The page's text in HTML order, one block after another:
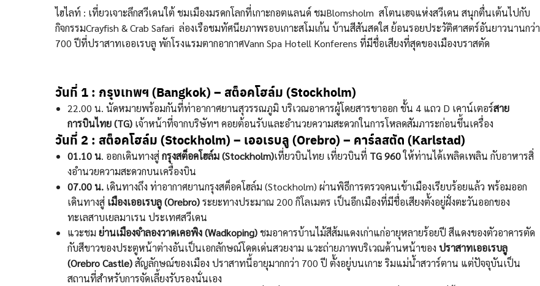
ไฮไลท์ : เที่ยวเจาะลึกสวีเดนใต้ ชมเมืองมรดกโลกที่เกาะกอตแลนด์ ชมBlomsholm สโตนเฮจแห่งสวีเดน สนุกตื่นเต้นไปกับ
กิจกรรมCrayfish & Crab Safari ล่องเรือชมทัศนียภาพรอบเกาะสโมเก้น บ้านสีสันสดใส ย้อนรอยประวัติศาสตร์อันยาวนานกว่า
700 ปีที่ปราสาทเออเรบลู พักโรงแรมตากอากาศVann Spa Hotell Konferens ที่มีชื่อเสียงที่สุดของเมืองบราสตัด
วันที่ 1 : กรุงเทพฯ (Bangkok) – สต็อคโฮล์ม (Stockholm)
22.00 น. นัดหมายพร้อมกันที่ท่าอากาศยานสุวรรณภูมิ บริเวณอาคารผู้โดยสารขาออก ชั้น 4 แถว D เคาน์เตอร์สาย
การบินไทย (TG) เจ้าหน้าที่จากบริษัทฯ คอยต้อนรับและอำนวยความสะดวกในการโหลดสัมภาระก่อนขึ้นเครื่อง
วันที่ 2 : สต็อคโฮล์ม (Stockholm) – เออเรบลู (Orebro) – คาร์ลสตัด (Karlstad)
01.10 น. ออกเดินทางสู่กรุงสต็อคโฮล์ม (Stockholm)เที่ยวบินไทย เที่ยวบินที่ TG 960ให้ท่านได้เพลิดเพลิน กับอาหารสิ่
งอํานวยความสะดวกบนเครื่องบิน
07.00 น. เดินทางถึง ท่าอากาศยานกรุงสต็อคโฮล์ม (Stockholm) ผ่านพิธีการตรวจคนเข้าเมืองเรียบร้อยแล้ว พร้อมออก
เดินทางสู่ เมืองเออเรบลู (Orebro)ระยะทางประมาณ 200 กิโลเมตร เป็นอีกเมืองที่มีชื่อเสียงตั้งอยู่ฝั่งตะวันออกของ
ทะเลสาบเยลมาเรน ประเทศสวีเดน
แวะชม ย่านเมืองจำลองวาดเคอพิง (Wadkoping)ชมอาคารบ้านไม้สีส้มแดงเก่าแก่อายุหลายร้อยปี สีแดงของตัวอาคารตัด
กับสีขาวของประตูหน้าต่างอันเป็นเอกลักษณ์โดดเด่นสวยงาม แวะถ่ายภาพบริเวณด้านหน้าของ ปราสาทเออเรบลู
(Orebro Castle)สัญลักษณ์ของเมือง ปราสาทนี้อายุมากกว่า 700 ปี ตั้งอยู่บนเกาะ ริมแม่น้ำสวาร์ตาน แต่ปัจจุบันเป็น
สถานที่สำหรับการจัดเลี้ยงรับรองนั่นเอง